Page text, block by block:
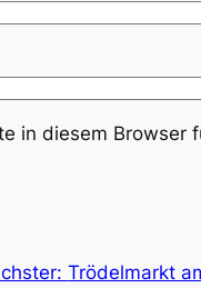
in diesem Browser
Trödelmarkt